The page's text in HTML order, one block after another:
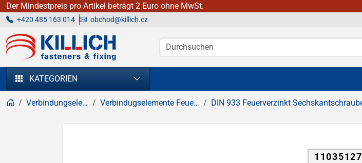
Der Mindestpreis pro Artikel beträgt 2 Euro ohne MwSt.
+420 485 163 014 obchod@killich.cz
KILLICH - Verbindungselemente
KATEGORIEN
Verbindungselemente Verbindugselemente Feuerverzinkt DIN 933 Feuerverzinkt Sechskantschrauben, Gewinde